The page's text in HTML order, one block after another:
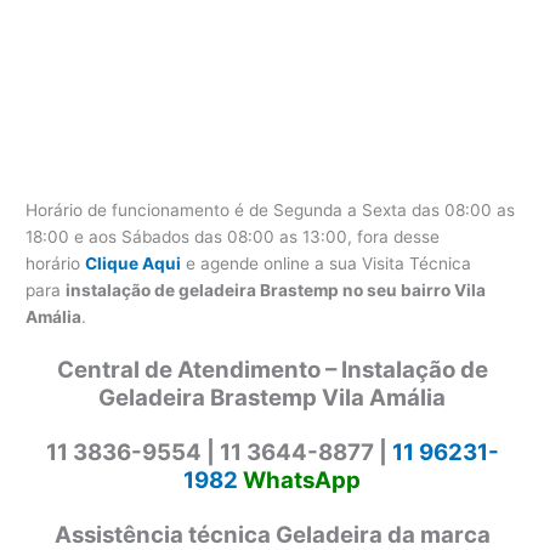
Horário de funcionamento é de Segunda a Sexta das 08:00 as
18:00 e aos Sábados das 08:00 as 13:00, fora desse
horárioClique Aqui e agende online a sua Visita Técnica
para instalação de geladeira Brastemp no seu bairro Vila
Amália.
Central de Atendimento – Instalação de
Geladeira Brastemp Vila Amália
11 3836-9554 | 11 3644-8877 | 11 96231-
1982 WhatsApp
Assistência técnica Geladeira da marca